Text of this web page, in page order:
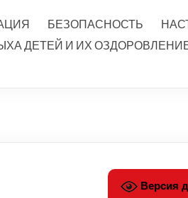
БЕЗОПАСНОСТЬ
ДЕТЕЙ И ИХ
Версия